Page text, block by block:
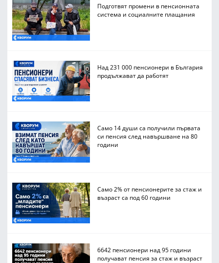
Подготвят промени в пенсионната
система и социалните плащания
Над 231 000 пенсионери в България
продължават да работят
Само 14 души са получили първата
си пенсия след навършване на 80
години
Само 2% от пенсионерите за стаж и
възраст са под 60 години
6642 пенсионери над 95 години
получават пенсия за стаж и възраст